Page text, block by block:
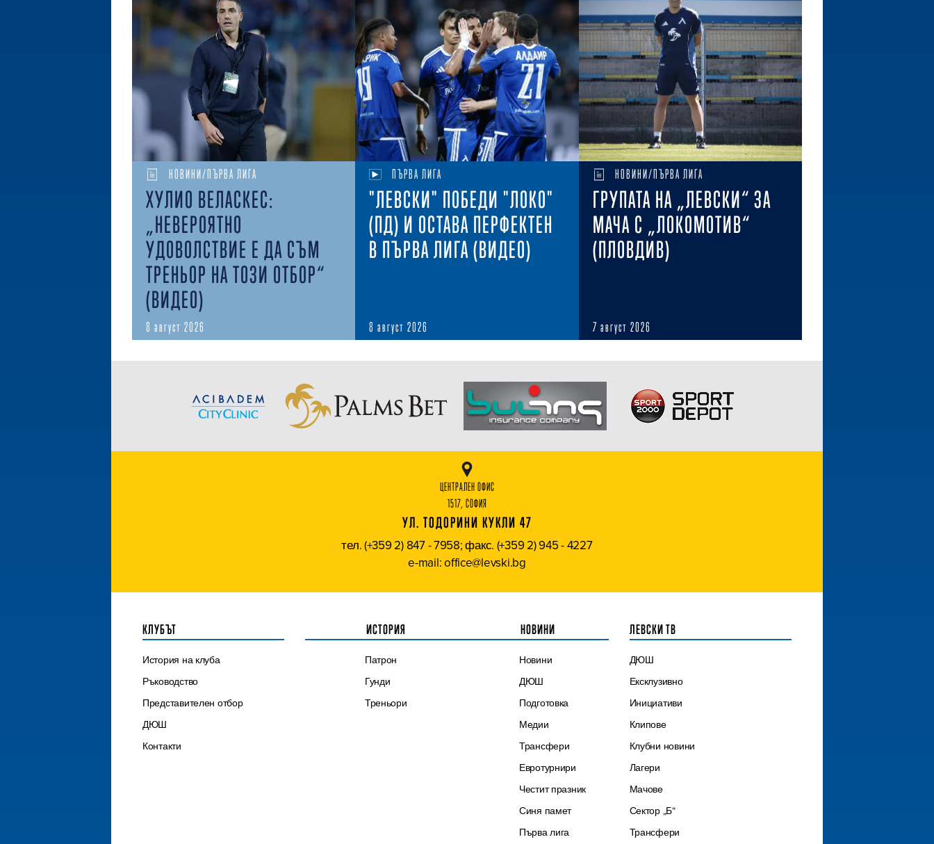
НОВИНИ/ПЪРВА ЛИГА
ХУЛИО ВЕЛАСКЕС:
„НЕВЕРОЯТНО
УДОВОЛСТВИЕ Е ДА СЪМ
ТРЕНЬОР НА ТОЗИ ОТБОР“
(ВИДЕО)
8 август 2026
ПЪРВА ЛИГА
"ЛЕВСКИ" ПОБЕДИ "ЛОКО"
(ПД) И ОСТАВА ПЕРФЕКТЕН
В ПЪРВА ЛИГА (ВИДЕО)
8 август 2026
НОВИНИ/ПЪРВА ЛИГА
ГРУПАТА НА „ЛЕВСКИ“ ЗА
МАЧА С „ЛОКОМОТИВ“
(ПЛОВДИВ)
7 август 2026
ЦЕНТРАЛЕН ОФИС
1517, СОФИЯ
УЛ. ТОДОРИНИ КУКЛИ 47
тел. (+359 2) 847 - 7958; факс. (+359 2) 945 - 4227
e-mail: office@levski.bg
КЛУБЪТ
История на клуба
Ръководство
Представителен отбор
ДЮШ
Контакти
ИСТОРИЯ
Патрон
Гунди
Треньори
НОВИНИ
Новини
ДЮШ
Подготовка
Медии
Трансфери
Евротурнири
Честит празник
Синя памет
Първа лига
ЛЕВСКИ ТВ
ДЮШ
Ексклузивно
Инициативи
Клипове
Клубни новини
Лагери
Мачове
Сектор „Б“
Трансфери